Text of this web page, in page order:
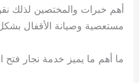
أهم خبرات والمختصين لذلك
مستعصية وصيانة الأقفال
ما أهم ما يميز خدمة نجار فتح